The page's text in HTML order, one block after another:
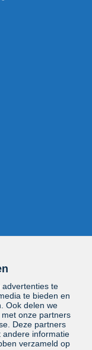
te
te bieden en
Ook delen we
onze partners
Deze partners
andere informatie
verzameld op